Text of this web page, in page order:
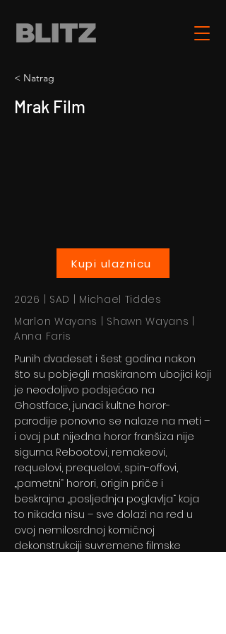
< Natrag
Mrak Film
Kupi ulaznicu
2026 | SAD | Michael Tiddes
Marlon Wayans | Shawn Wayans |
Anna Faris
Punih dvadeset i šest godina nakon
što su pobjegli maskiranom ubojici koji
je neodoljivo podsjećao na
Ghostface, junaci kultne horor-
parodije ponovno se nalaze na meti –
i ovaj put nijedna horor franšiza nije
sigurna. Rebootovi, remakeovi,
requelovi, prequelovi, spin-offovi,
„pametni“ horori, origin priče i
beskrajna „posljednja poglavlja“ koja
to nikada nisu – sve dolazi na red u
ovoj nemilosrdnoj komičnoj
dekonstrukciji suvremene filmske